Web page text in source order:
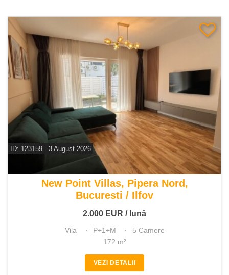
ID: 123159 - 3 August 2026
De inchiriat vila 5 camere
New Point Villas, Pipera Nord,
Bucuresti / Ilfov
2.000 EUR / lună
Vila P+1+M
5 Camere
172 m²
VEZI DETALII